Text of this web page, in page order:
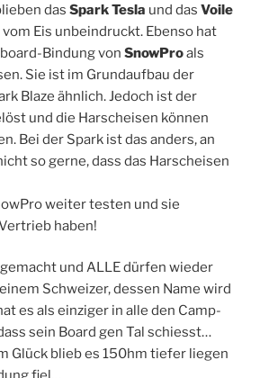
das Spark Tesla und das Voile
Eis unbeindruckt. Ebenso hat
Bindung von SnowProals
Sie ist im Grundaufbau der
Blaze ähnlich. Jedoch ist der
und die Harscheisen können
Bei der Spark ist das anders, an
so gerne, dass das Harscheisen
weiter testen und sie
haben!
und ALLE dürfen wieder
Schweizer, dessen Name wird
es als einziger in alle den Camp-
sein Board gen Tal schiesst…
Glück blieb es 150hm tiefer liegen